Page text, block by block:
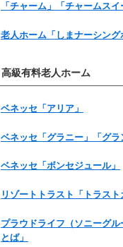
「チャーム」「チャームスイ
老人ホーム「しまナーシング
高級有料老人ホーム
ベネッセ「アリア」
ベネッセ「グラニー」「グラ
ベネッセ「ボンセジュール」
リゾートトラスト「トラスト
プラウドライフ（ソニーグル
とば」